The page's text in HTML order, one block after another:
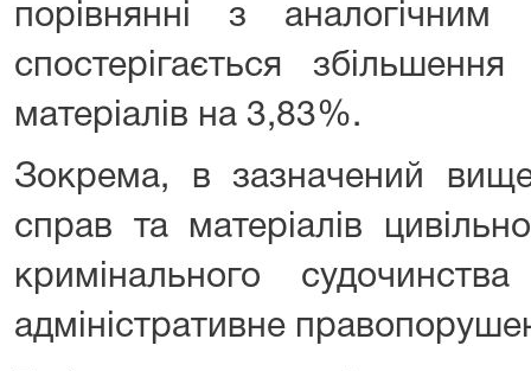
порівнянні з
спостерігається
матеріалів на 3,83%.
Зокрема, в зазначений
справ та матеріалів
кримінального
адміністративне